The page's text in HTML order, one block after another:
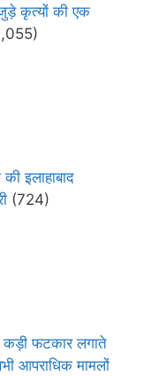
कृत्यों की एक
की इलाहाबाद
(724)
कड़ी फटकार लगाते
आपराधिक मामलों